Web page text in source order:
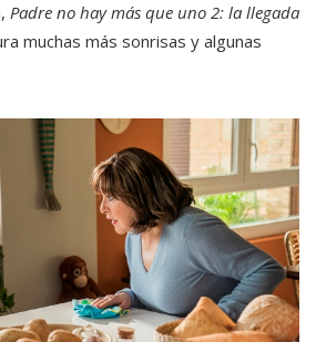
Padre no hay más que uno 2: la llegada
muchas más sonrisas y algunas